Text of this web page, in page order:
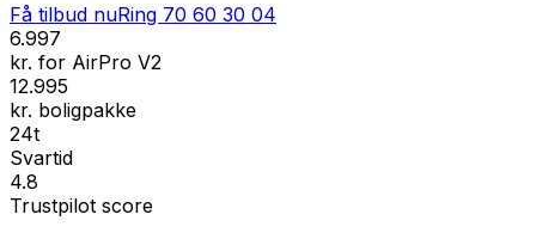
Få tilbud nuRing 70 60 30 04
6.997
kr. for AirPro V2
12.995
kr. boligpakke
24t
Svartid
4.8
Trustpilot score